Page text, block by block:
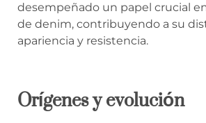
desempeñado un papel crucial
de denim, contribuyendo a su
apariencia y resistencia.
Orígenes y evolución